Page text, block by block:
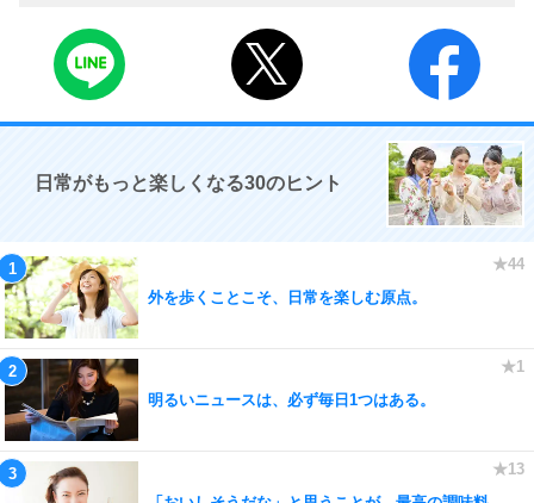
日常がもっと楽しくなる30のヒント
外を歩くことこそ、日常を楽しむ原点。
明るいニュースは、必ず毎日1つはある。